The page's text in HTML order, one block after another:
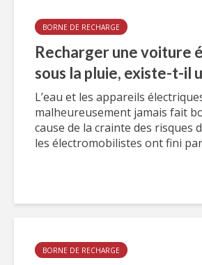
BORNE DE RECHARGE
Recharger une voiture
sous la pluie, existe-t-il
L’eau et les appareils
malheureusement jamais fait
cause de la crainte des risques
les électromobilistes ont fini
BORNE DE RECHARGE